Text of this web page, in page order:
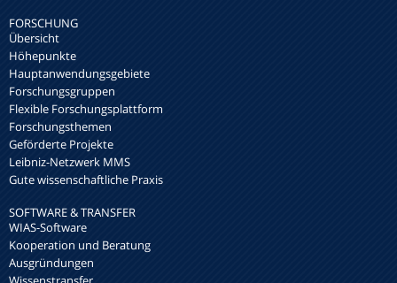
FORSCHUNG
Übersicht
Höhepunkte
Hauptanwendungsgebiete
Forschungsgruppen
Flexible Forschungsplattform
Forschungsthemen
Geförderte Projekte
Leibniz-Netzwerk MMS
Gute wissenschaftliche Praxis
SOFTWARE & TRANSFER
WIAS-Software
Kooperation und Beratung
Ausgründungen